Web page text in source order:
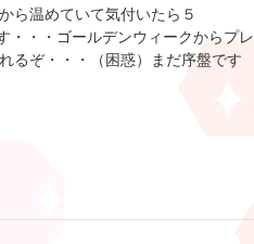
ら温めていて気付いたら５
・・ゴールデンウィークからプレ
るぞ・・・（困惑）まだ序盤です